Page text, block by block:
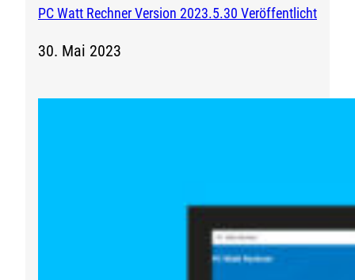
PC Watt Rechner Version 2023.5.30 Veröffentlicht
30. Mai 2023